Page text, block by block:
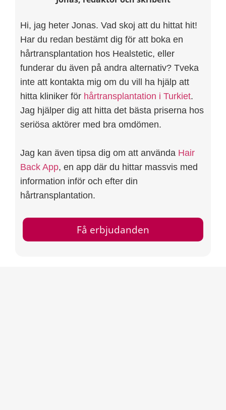
Hi, jag heter Jonas. Vad skoj att du hittat hit!
Har du redan bestämt dig för att boka en
hårtransplantation hos Healstetic, eller
funderar du även på andra alternativ? Tveka
inte att kontakta mig om du vill ha hjälp att
hitta kliniker för hårtransplantation i Turkiet.
Jag hjälper dig att hitta det bästa priserna hos
seriösa aktörer med bra omdömen.
Jag kan även tipsa dig om att använda Hair
Back App, en app där du hittar massvis med
information inför och efter din
hårtransplantation.
Få erbjudanden